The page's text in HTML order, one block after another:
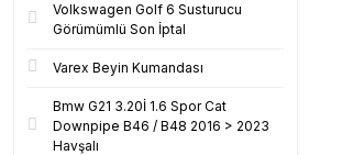
Volkswagen Golf 6 Susturucu
Görümümlü Son İptal
Varex Beyin Kumandası
Bmw G21 3.20İ 1.6 Spor Cat
Downpipe B46 / B48 2016 > 2023
Havşalı